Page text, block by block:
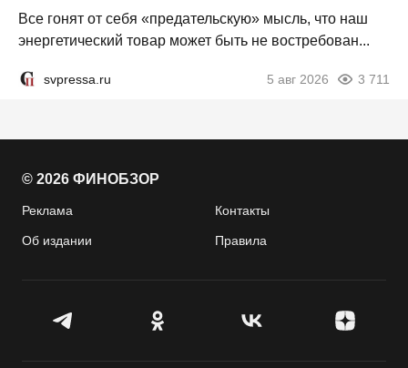
Все гонят от себя «предательскую» мысль, что наш
энергетический товар может быть не востребован...
svpressa.ru 5 авг 2026 3 711
© 2026 ФИНОБЗОР
Реклама Контакты
Об издании Правила